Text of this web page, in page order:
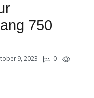
750
9, 2023
0